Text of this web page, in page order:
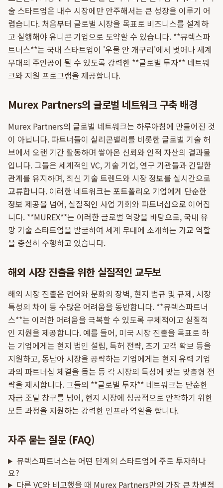
술 스타트업은 내수 시장에만 안주해서는 큰 성장을 이루기 어
렵습니다. 처음부터 글로벌 시장을 목표로 비즈니스를 설계하
고 실행해야 유니콘 기업으로 도약할 수 있습니다. **뮤렉스파
트너스**는 국내 스타트업이 '우물 안 개구리'에서 벗어나 세계
무대의 주인공이 될 수 있도록 강력한 **글로벌 투자** 네트워
크와 지원 프로그램을 제공합니다.
Murex Partners의 글로벌 네트워크 구축 배경
Murex Partners의 글로벌 네트워크는 하루아침에 만들어진 것
이 아닙니다. 파트너들이 실리콘밸리를 비롯한 글로벌 기술 허
브에서 오랜 기간 활동하며 쌓아온 신뢰와 인적 자산의 결과물
입니다. 그들은 세계적인 VC, 기술 기업, 연구 기관들과 긴밀한
관계를 유지하며, 최신 기술 트렌드와 시장 정보를 실시간으로
교류합니다. 이러한 네트워크는 포트폴리오 기업에게 단순한
정보 제공을 넘어, 실질적인 사업 기회와 파트너십으로 이어집
니다. **MUREX**는 이러한 글로벌 역량을 바탕으로, 국내 유
망 기술 스타트업을 발굴하여 세계 무대에 소개하는 가교 역할
을 충실히 수행하고 있습니다.
해외 시장 진출을 위한 실질적인 교두보
해외 시장 진출은 언어와 문화의 장벽, 현지 법규 및 규제, 시장
특성의 차이 등 수많은 어려움을 동반합니다. **뮤렉스파트너
스**는 이러한 어려움을 극복할 수 있도록 구체적이고 실질적
인 지원을 제공합니다. 예를 들어, 미국 시장 진출을 목표로 하
는 기업에게는 현지 법인 설립, 특허 전략, 초기 고객 확보 등을
지원하고, 동남아 시장을 공략하는 기업에게는 현지 유력 기업
과의 파트너십 체결을 돕는 등 각 시장의 특성에 맞는 맞춤형 전
략을 제시합니다. 그들의 **글로벌 투자** 네트워크는 단순한
자금 조달 창구를 넘어, 현지 시장에 성공적으로 안착하기 위한
모든 과정을 지원하는 강력한 인프라 역할을 합니다.
자주 묻는 질문 (FAQ)
뮤렉스파트너스는 어떤 단계의 스타트업에 주로 투자하나
요?
다른 VC와 비교했을 때 Murex Partners만의 가장 큰 차별점